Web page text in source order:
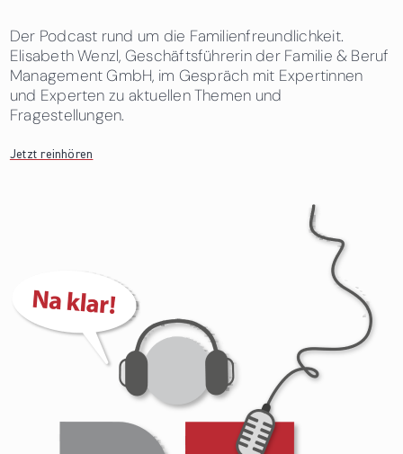
Der Podcast rund um die Familienfreundlichkeit.
Elisabeth Wenzl, Geschäftsführerin der Familie & Beruf
Management GmbH, im Gespräch mit Expertinnen
und Experten zu aktuellen Themen und
Fragestellungen.
Jetzt reinhören